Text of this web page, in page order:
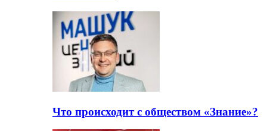
Что происходит с обществом «Знание»?